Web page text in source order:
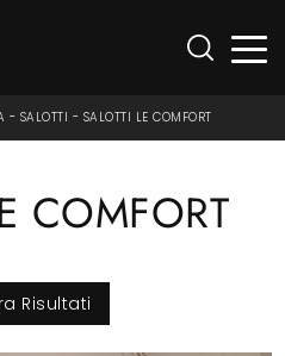
- SALOTTI - SALOTTI LE COMFORT
COMFORT
Risultati